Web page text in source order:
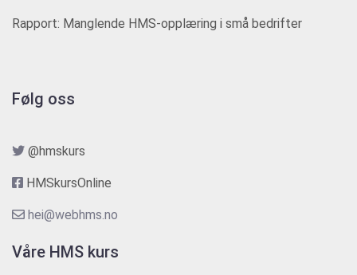
Rapport: Manglende HMS-opplæring i små bedrifter
Følg oss
@hmskurs
HMSkursOnline
hei@webhms.no
Våre HMS kurs